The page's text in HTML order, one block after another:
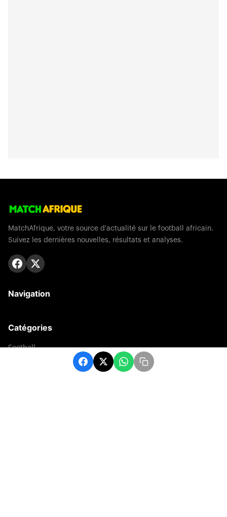
MatchAfrique, votre source d'actualité sur le football africain.
Suivez les dernières nouvelles, résultats et analyses.
Navigation
Catégories
Football